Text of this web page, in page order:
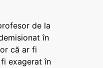
de la
în
că ar fi
exagerat în